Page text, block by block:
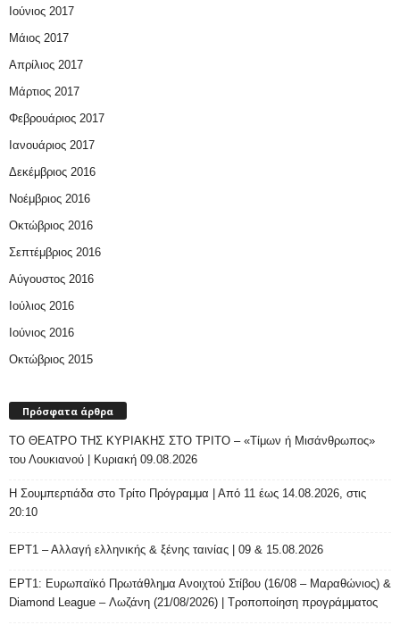
Ιούνιος 2017
Μάιος 2017
Απρίλιος 2017
Μάρτιος 2017
Φεβρουάριος 2017
Ιανουάριος 2017
Δεκέμβριος 2016
Νοέμβριος 2016
Οκτώβριος 2016
Σεπτέμβριος 2016
Αύγουστος 2016
Ιούλιος 2016
Ιούνιος 2016
Οκτώβριος 2015
Πρόσφατα άρθρα
ΤΟ ΘΕΑΤΡΟ ΤΗΣ ΚΥΡΙΑΚΗΣ ΣΤΟ ΤΡΙΤΟ – «Τίμων ή Μισάνθρωπος»
του Λουκιανού | Κυριακή 09.08.2026
H Σουμπερτιάδα στο Τρίτο Πρόγραμμα | Από 11 έως 14.08.2026, στις
20:10
ΕΡΤ1 – Αλλαγή ελληνικής & ξένης ταινίας | 09 & 15.08.2026
ΕΡΤ1: Ευρωπαϊκό Πρωτάθλημα Ανοιχτού Στίβου (16/08 – Μαραθώνιος) &
Diamond League – Λωζάνη (21/08/2026) | Τροποποίηση προγράμματος